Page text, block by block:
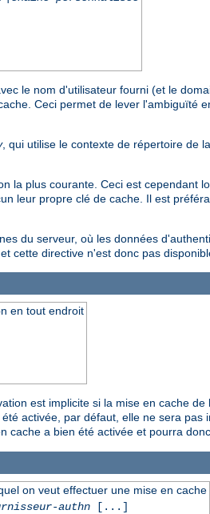
le nom d'utilisateur fourni (et le
Ceci permet de lever l'ambiguïté
, qui utilise le contexte de répertoire de
la plus courante. Ceci est cependant
leur propre clé de cache. Il est
du serveur, où les données
cette directive n'est donc pas
en tout endroit
est implicite si la mise en cache
activée, par défaut, elle ne sera
cache a bien été activée et pourra
on veut effectuer une mise en cache
authn[...]